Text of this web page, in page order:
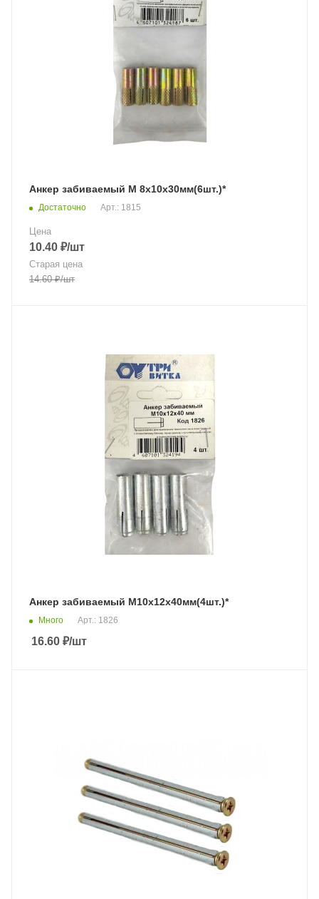
Анкер забиваемый М 8х10х30мм(6шт.)*
Достаточно Арт.: 1815
Цена
10.40 ₽/шт
Старая цена
14.60₽/шт
Анкер забиваемый М10х12х40мм(4шт.)*
Много Арт.: 1826
16.60 ₽/шт